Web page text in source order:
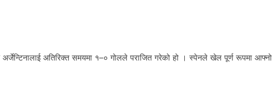
अतिरिक्त समयमा १–० गोलले पराजित गरेको हो । स्पेनले खेल पूर्ण रूपमा आफ्नो